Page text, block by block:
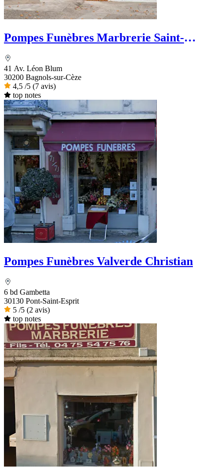
Pompes Funèbres Marbrerie Saint-
41 Av. Léon Blum
30200 Bagnols-sur-Cèze
4,5 /5 (7 avis)
top notes
Pompes Funèbres Valverde Christian
6 bd Gambetta
30130 Pont-Saint-Esprit
5 /5 (2 avis)
top notes